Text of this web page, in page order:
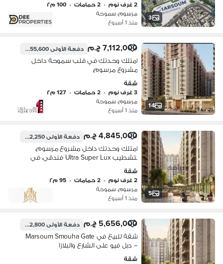
3
2 غرف نوم
• 2 حمامات • 100 م٢
مرسوم، سموحة
منذ 1 أسبوع
14
7,112,000 ج.م دفعة الأولى355,600 ج.م
امتلك وحدتك في قلب سموحة داخل
مشروع مرسوم،
شقة
3 غرف نوم
• 2 حمامات • 127 م٢
مرسوم، سموحة
منذ 1 أسبوع
5
4,845,000 ج.م دفعة الأولى242,250 ج.م
امتلك وحدتك داخل مشروع مرسوم،
بتشطيب Ultra Super Lux فندقي، في
واحد من أقوى مواقع سموحة.
شقة
2 غرف نوم
• 2 حمامات • 95 م٢
مرسوم، سموحة
منذ 1 أسبوع
5,656,000 ج.م دفعة الأولى282,800 ج.م
شقة للبيع في Marsoum Smouha Gate
– دبل فيو على الشارع والبلازا
شقة